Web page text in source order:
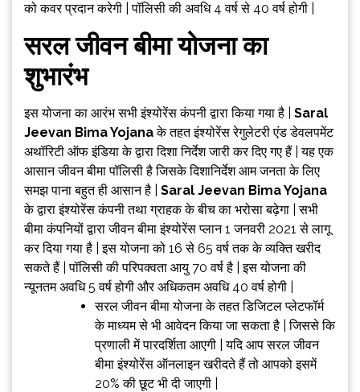
को कवर प्रदान करेगी | पॉलिसी की अवधि 4 वर्ष से 40 वर्ष होगी |
सरल जीवन बीमा योजना का
शुभारंभ
इस योजना का आरंभ सभी इंश्योरेंस कंपनी द्वारा किया गया है | Saral
Jeevan Bima Yojanaके तहत इंश्योरेंस रेगुलेटरी एंड डेवलपमेंट
अथॉरिटी ऑफ इंडिया के द्वारा दिशा निर्देश जारी कर दिए गए हैं | यह एक
आसान जीवन बीमा पॉलिसी है जिसके दिशानिर्देश आम जनता के लिए
समझ पाना बहुत ही आसान है | Saral Jeevan Bima Yojana
के द्वारा इंश्योरेंस कंपनी तथा ग्राहक के बीच का भरोसा बढ़ेगा | सभी
बीमा कंपनियों द्वारा जीवन बीमा इंश्योरेंस प्लान 1 जनवरी 2021 से लागू
कर दिया गया है | इस योजना को 16 से 65 वर्ष तक के व्यक्ति खरीद
सकते हैं | पॉलिसी की परिपक्वता आयु 70 वर्ष है | इस योजना की
न्यूनतम अवधि 5 वर्ष होगी और अधिकतम अवधि 40 वर्ष होगी |
सरल जीवन बीमा योजना के तहत डिजिटल प्लेटफॉर्म
के माध्यम से भी आवेदन किया जा सकता है | जिससे कि
प्रणाली में पारदर्शिता आएगी | यदि आप सरल जीवन
बीमा इंश्योरेंस ऑनलाइन खरीदते हैं तो आपको इसमें
20% की छूट भी दी जाएगी |